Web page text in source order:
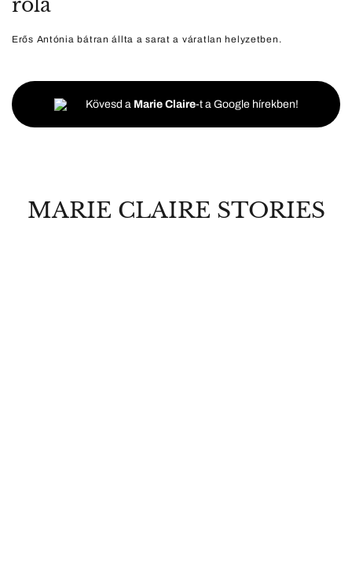
róla
Erős Antónia bátran állta a sarat a váratlan helyzetben.
Kövesd a Marie Claire-t a Google hírekben!
MARIE CLAIRE STORIES